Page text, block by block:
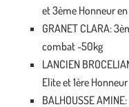
et 3ème Honneur
GRANET CLARA:
combat -50kg
LANCIEN
Elite et 1ère
BALHOUSSE